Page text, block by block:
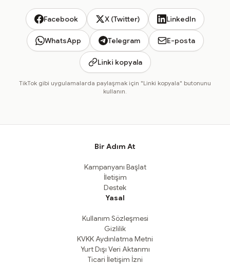
Facebook X (Twitter) LinkedIn
WhatsApp Telegram E-posta
Linki kopyala
TikTok gibi uygulamalarda paylaşmak için "Linki kopyala" butonunu
kullanın.
Bir Adım At
Kampanyanı Başlat
İletişim
Destek
Yasal
Kullanım Sözleşmesi
Gizlilik
KVKK Aydınlatma Metni
Yurt Dışı Veri Aktarımı
Ticari İletişim İzni